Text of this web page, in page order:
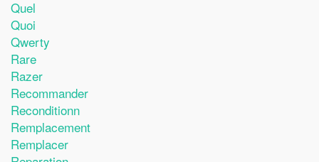
Quel
Quoi
Qwerty
Rare
Razer
Recommander
Reconditionn
Remplacement
Remplacer